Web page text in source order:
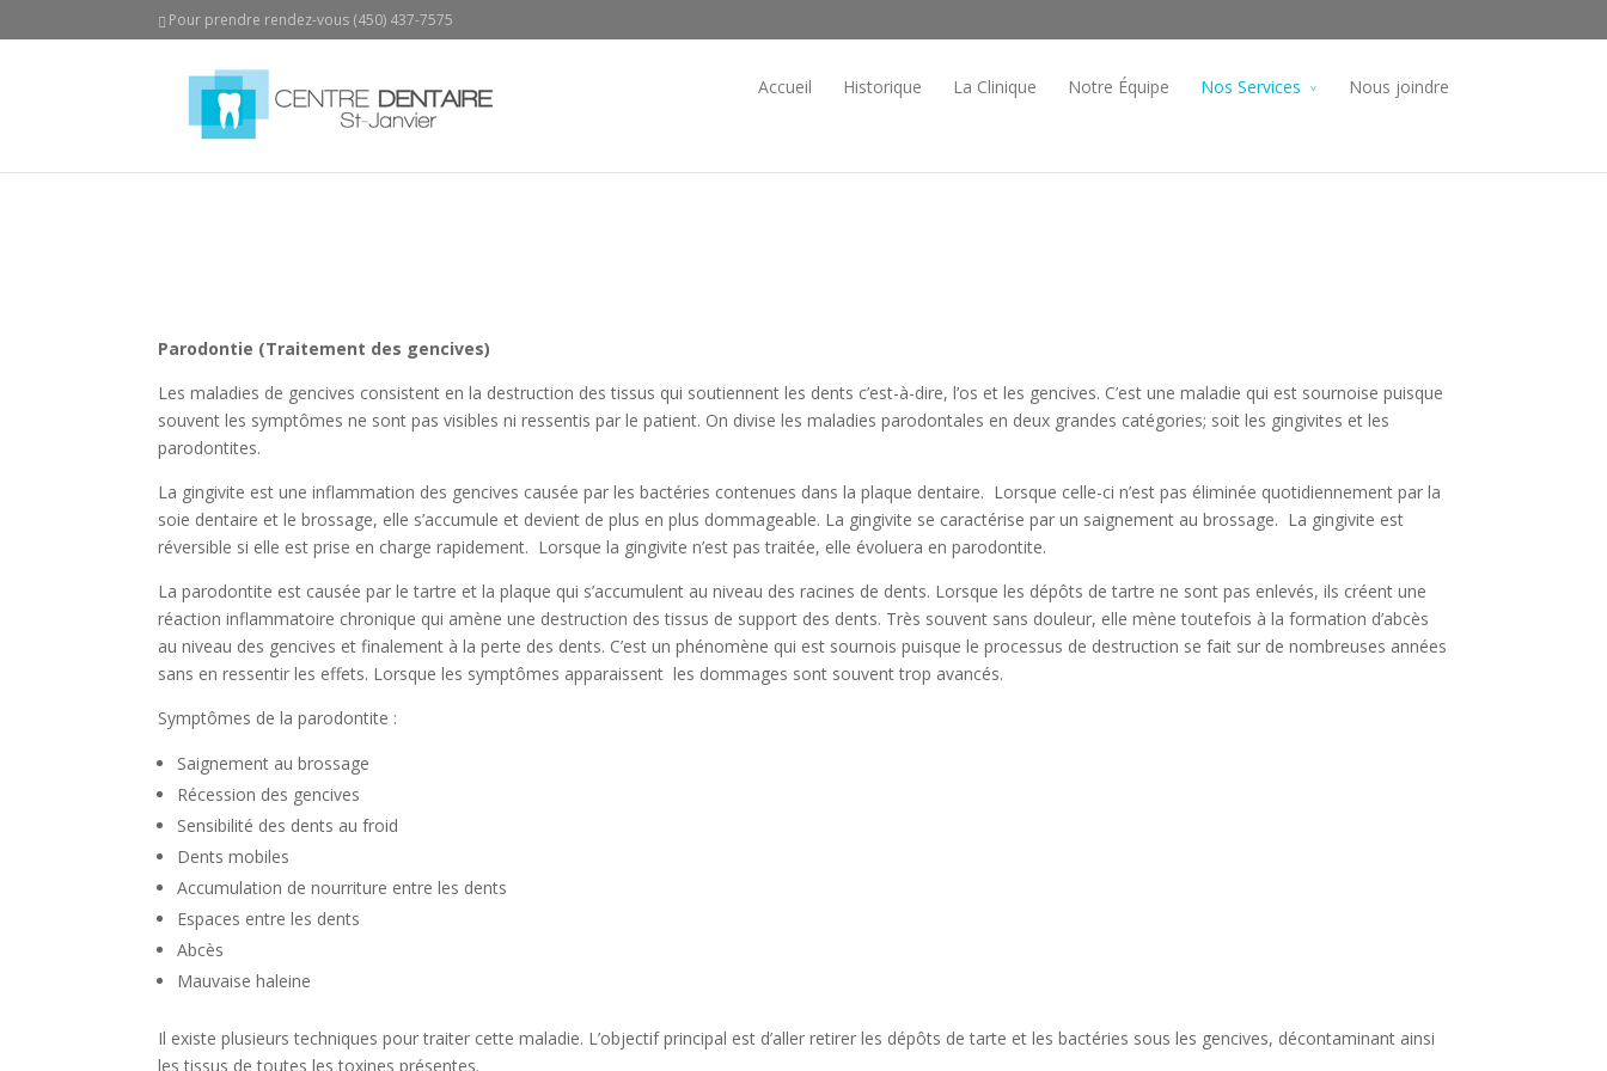
Pour prendre rendez-vous (450) 437-7575
Accueil Historique La Clinique Notre Équipe Nos Services Nous joindre
Parodontie (Traitement des gencives)
Les maladies de gencives consistent en la destruction des tissus qui soutiennent les dents c’est-à-dire, l’os et les gencives. C’est une maladie qui est sournoise puisque
souvent les symptômes ne sont pas visibles ni ressentis par le patient. On divise les maladies parodontales en deux grandes catégories; soit les gingivites et les
parodontites.
La gingivite est une inflammation des gencives causée par les bactéries contenues dans la plaque dentaire. Lorsque celle-ci n’est pas éliminée quotidiennement par la
soie dentaire et le brossage, elle s’accumule et devient de plus en plus dommageable. La gingivite se caractérise par un saignement au brossage. La gingivite est
réversible si elle est prise en charge rapidement. Lorsque la gingivite n’est pas traitée, elle évoluera en parodontite.
La parodontite est causée par le tartre et la plaque qui s’accumulent au niveau des racines de dents. Lorsque les dépôts de tartre ne sont pas enlevés, ils créent une
réaction inflammatoire chronique qui amène une destruction des tissus de support des dents. Très souvent sans douleur, elle mène toutefois à la formation d’abcès
au niveau des gencives et finalement à la perte des dents. C’est un phénomène qui est sournois puisque le processus de destruction se fait sur de nombreuses années
sans en ressentir les effets. Lorsque les symptômes apparaissent les dommages sont souvent trop avancés.
Symptômes de la parodontite :
Saignement au brossage
Récession des gencives
Sensibilité des dents au froid
Dents mobiles
Accumulation de nourriture entre les dents
Espaces entre les dents
Abcès
Mauvaise haleine
Il existe plusieurs techniques pour traiter cette maladie. L’objectif principal est d’aller retirer les dépôts de tarte et les bactéries sous les gencives, décontaminant ainsi
les tissus de toutes les toxines présentes.